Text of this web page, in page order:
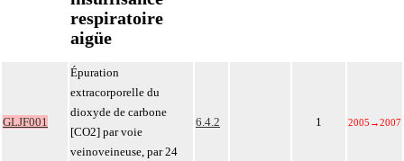
respiratoire
aigüe
GLJF001
Épuration
extracorporelle du
dioxyde de carbone
[CO2] par voie
veinoveineuse, par 24
6.4.2 1 2005 →2007